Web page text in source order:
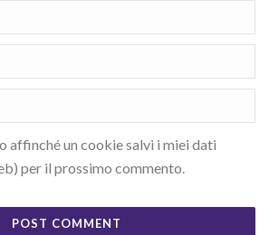
affinché un cookie salvi i miei dati
per il prossimo commento.